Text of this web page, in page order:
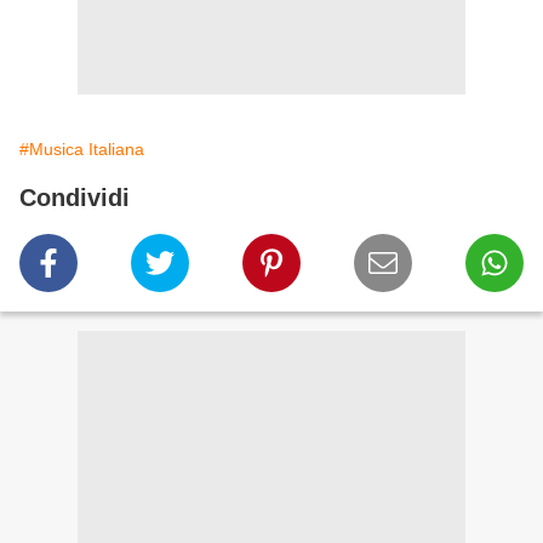
#Musica Italiana
Condividi